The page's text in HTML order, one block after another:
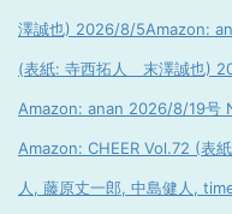
澤誠也) 2026/8/5Amazon:
(表紙: 寺西拓人 末澤誠也)
Amazon: anan 2026/8/19号
Amazon: CHEER Vol.72 (表
人, 藤原丈一郎, 中島健人,